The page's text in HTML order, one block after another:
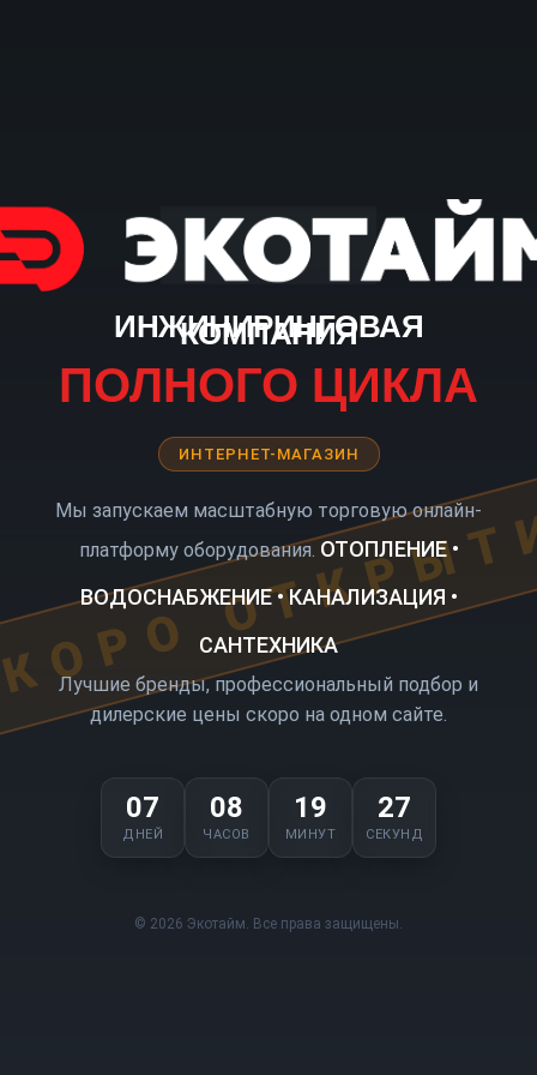
ИНЖИНИРИНГОВАЯ
КОМПАНИЯ
ПОЛНОГО ЦИКЛА
ИНТЕРНЕТ-МАГАЗИН
Мы запускаем масштабную торговую онлайн-
платформу оборудования. ОТОПЛЕНИЕ •
ВОДОСНАБЖЕНИЕ • КАНАЛИЗАЦИЯ •
САНТЕХНИКА
Лучшие бренды, профессиональный подбор и
дилерские цены скоро на одном сайте.
07
ДНЕЙ
08
ЧАСОВ
19
МИНУТ
27
СЕКУНД
© 2026 Экотайм. Все права защищены.